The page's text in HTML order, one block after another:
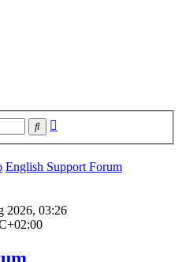
Suche
English Support Forum
2026, 03:26